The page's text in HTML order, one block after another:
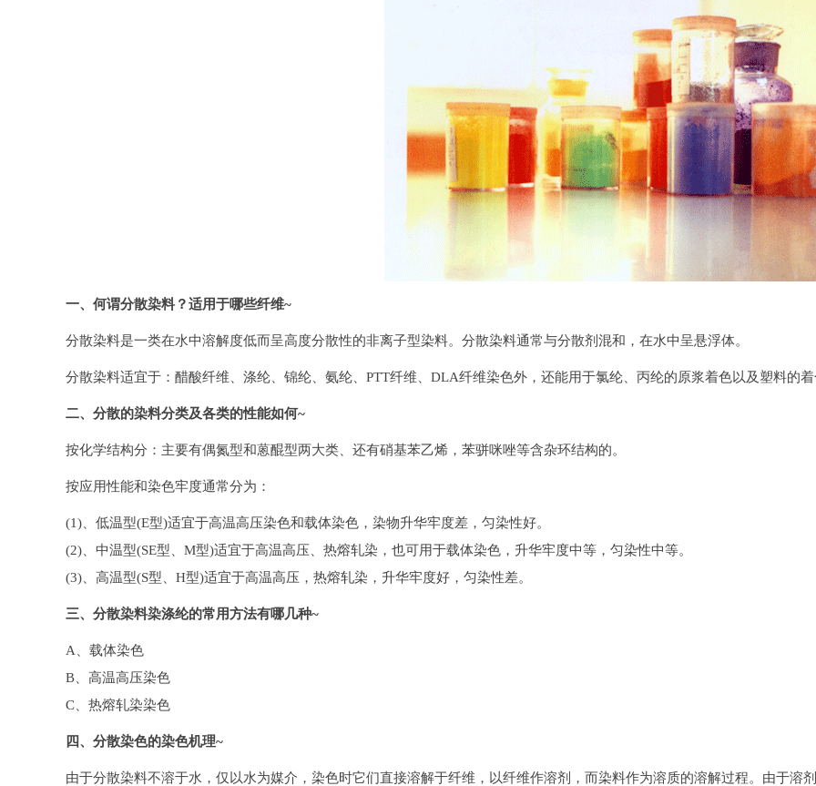
一、何谓分散染料？适用于哪些纤维~
分散染料是一类在水中溶解度低而呈高度分散性的非离子型染料。分散染料通常与分散剂混和，在水中呈悬浮体。
分散染料适宜于：醋酸纤维、涤纶、锦纶、氨纶、PTT纤维、DLA纤维染色外，还能用于氯纶、丙纶的原浆着色以及塑料的
二、分散的染料分类及各类的性能如何~
按化学结构分：主要有偶氮型和蒽醌型两大类、还有硝基苯乙烯，苯骈咪唑等含杂环结构的。
按应用性能和染色牢度通常分为：
(1)、低温型(E型)适宜于高温高压染色和载体染色，染物升华牢度差，匀染性好。
(2)、中温型(SE型、M型)适宜于高温高压、热熔轧染，也可用于载体染色，升华牢度中等，匀染性中等。
(3)、高温型(S型、H型)适宜于高温高压，热熔轧染，升华牢度好，匀染性差。
三、分散染料染涤纶的常用方法有哪几种~
A、载体染色
B、高温高压染色
C、热熔轧染染色
四、分散染色的染色机理~
由于分散染料不溶于水，仅以水为媒介，染色时它们直接溶解于纤维，以纤维作溶剂，而染料作为溶质的溶解过程。由于溶